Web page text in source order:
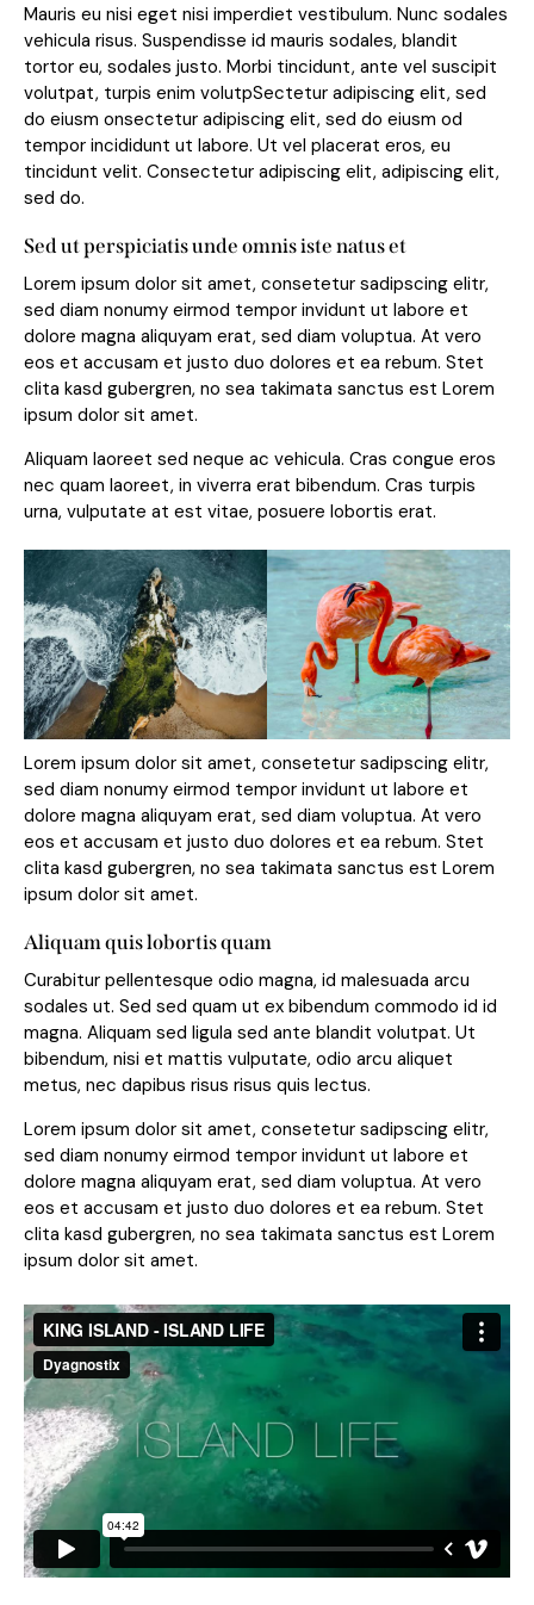
Mauris eu nisi eget nisi imperdiet vestibulum. Nunc sodales
vehicula risus. Suspendisse id mauris sodales, blandit
tortor eu, sodales justo. Morbi tincidunt, ante vel suscipit
volutpat, turpis enim volutpSectetur adipiscing elit, sed
do eiusm onsectetur adipiscing elit, sed do eiusm od
tempor incididunt ut labore. Ut vel placerat eros, eu
tincidunt velit. Consectetur adipiscing elit, adipiscing elit,
sed do.
Sed ut perspiciatis unde omnis iste natus et
Lorem ipsum dolor sit amet, consetetur sadipscing elitr,
sed diam nonumy eirmod tempor invidunt ut labore et
dolore magna aliquyam erat, sed diam voluptua. At vero
eos et accusam et justo duo dolores et ea rebum. Stet
clita kasd gubergren, no sea takimata sanctus est Lorem
ipsum dolor sit amet.
Aliquam laoreet sed neque ac vehicula. Cras congue eros
nec quam laoreet, in viverra erat bibendum. Cras turpis
urna, vulputate at est vitae, posuere lobortis erat.
Lorem ipsum dolor sit amet, consetetur sadipscing elitr,
sed diam nonumy eirmod tempor invidunt ut labore et
dolore magna aliquyam erat, sed diam voluptua. At vero
eos et accusam et justo duo dolores et ea rebum. Stet
clita kasd gubergren, no sea takimata sanctus est Lorem
ipsum dolor sit amet.
Aliquam quis lobortis quam
Curabitur pellentesque odio magna, id malesuada arcu
sodales ut. Sed sed quam ut ex bibendum commodo id id
magna. Aliquam sed ligula sed ante blandit volutpat. Ut
bibendum, nisi et mattis vulputate, odio arcu aliquet
metus, nec dapibus risus risus quis lectus.
Lorem ipsum dolor sit amet, consetetur sadipscing elitr,
sed diam nonumy eirmod tempor invidunt ut labore et
dolore magna aliquyam erat, sed diam voluptua. At vero
eos et accusam et justo duo dolores et ea rebum. Stet
clita kasd gubergren, no sea takimata sanctus est Lorem
ipsum dolor sit amet.